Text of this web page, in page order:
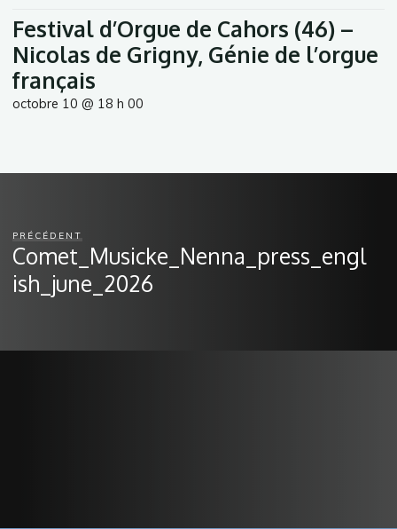
Festival d’Orgue de Cahors (46) –
Nicolas de Grigny, Génie de l’orgue
français
octobre 10 @ 18 h 00
PRÉCÉDENT
Comet_Musicke_Nenna_press_engl
ish_june_2026